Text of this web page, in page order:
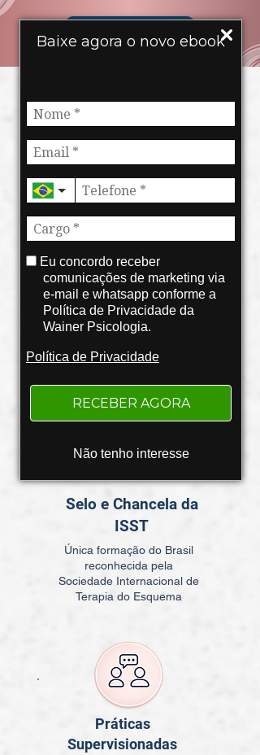
Baixe agora o novo ebook
Eu concordo receber
comunicações de marketing via
e-mail e whatsapp conforme a
Política de Privacidade da
Wainer Psicologia.
Política de Privacidade
RECEBER AGORA
Não tenho interesse
PROFUNDIDADE CLÍNICA •
DESENVOLVIMENTO HUMANO •
PRÁTICA TERAPÊUTICA
Uma formação completa para
transformar sua prática e a vida
dos seus pacientes.
Selo e Chancela da
ISST
Única formação do Brasil
reconhecida pela
Sociedade Internacional de
Terapia do Esquema
Práticas
Supervisionadas